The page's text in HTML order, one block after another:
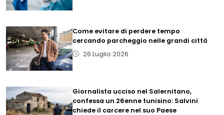
Come evitare di perdere tempo
cercando parcheggio nelle grandi città
26 Luglio 2026
Giornalista ucciso nel Salernitano,
confessa un 26enne tunisino: Salvini
chiede il carcere nel suo Paese